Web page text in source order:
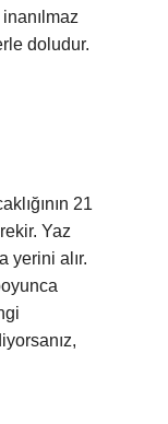
inanılmaz
doludur.
21
Yaz
yerini alır.